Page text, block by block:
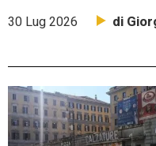
30 Lug 2026 di